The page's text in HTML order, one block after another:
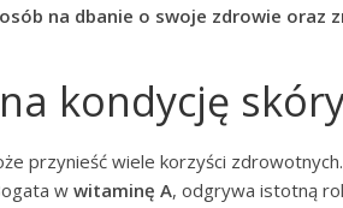
na dbanie o swoje zdrowie oraz
na kondycję
przynieść wiele korzyści
w witaminę A, odgrywa istotną